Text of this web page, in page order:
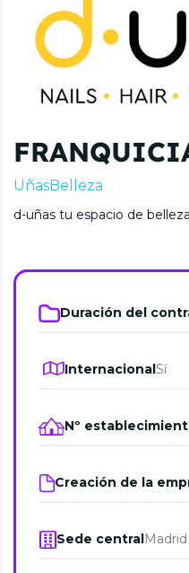
UñasBelleza
d-uñas tu espacio de
Duración del
Internacional Sí
Nº
Creación de la
Sede central Madrid